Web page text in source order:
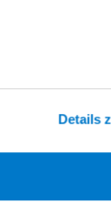
Details